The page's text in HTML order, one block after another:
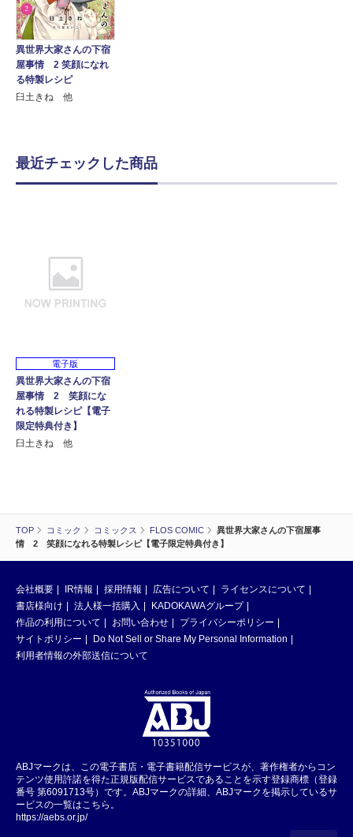
TOP コミック コミックス FLOS COMIC
異世界大家さんの下宿屋事
情 2 笑顔になれる特製レシピ【電子限定特典付き】
異世界大家さんの下宿
屋事情 2 笑顔になれ
る特製レシピ
臼土きね 他
最近チェックした商品
電子版
異世界大家さんの下宿
屋事情 2 笑顔にな
れる特製レシピ【電子
限定特典付き】
臼土きね 他
会社概要 IR情報 採用情報 広告について
ライセンスについて
書店様向け
法人様一括購入
KADOKAWAグループ
作品の利用について
お問い合わせ
プライバシーポリシー
サイトポリシー
Do Not Sell or Share My Personal Information
利用者情報の外部送信について
ABJマークは、この電子書店・電子書籍配信サービスが、著作権者からコン
テンツ使用許諾を得た正規版配信サービスであることを示す登録商標（登録
番号 第6091713号）です。ABJマークの詳細、ABJマークを掲示しているサ
ービスの一覧はこちら。
https://aebs.or.jp/